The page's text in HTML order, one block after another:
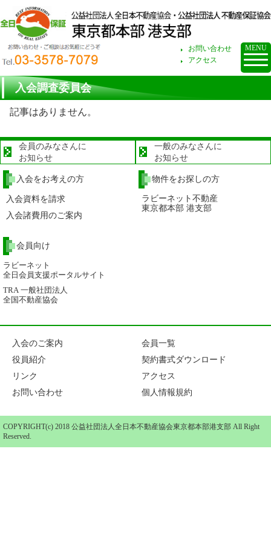
お問い合わせ
MENU
お問い合わせ
アクセス
入会調査委員会
記事はありません。
会員のみなさんに
お知らせ
一般のみなさんに
お知らせ
入会をお考えの方
入会資料を請求
入会諸費用のご案内
物件をお探しの方
ラビーネット不動産
東京都本部 港支部
会員向け
ラビーネット
全日会員支援ポータルサイト
TRA 一般社団法人
全国不動産協会
入会のご案内
会員一覧
役員紹介
契約書式ダウンロード
リンク
アクセス
お問い合わせ
個人情報規約
COPYRIGHT(c) 2018 公益社団法人全日本不動産協会東京都本部港支部 All Right
Reserved.